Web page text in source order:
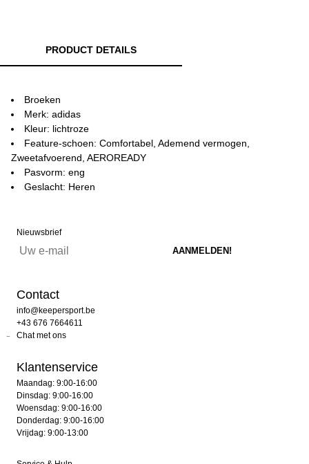
PRODUCT DETAILS
Broeken
Merk: adidas
Kleur: lichtroze
Feature-schoen: Comfortabel, Ademend vermogen,
Zweetafvoerend, AEROREADY
Pasvorm: eng
Geslacht: Heren
Nieuwsbrief
Contact
info@keepersport.be
+43 676 7664611
Chat met ons
Klantenservice
Maandag: 9:00-16:00
Dinsdag: 9:00-16:00
Woensdag: 9:00-16:00
Donderdag: 9:00-16:00
Vrijdag: 9:00-13:00